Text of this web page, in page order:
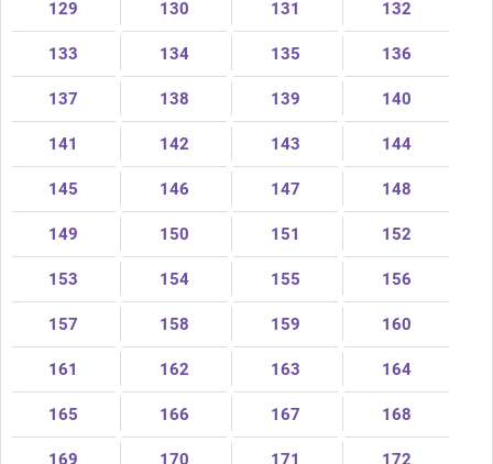
129 130 131 132
133 134 135 136
137 138 139 140
141 142 143 144
145 146 147 148
149 150 151 152
153 154 155 156
157 158 159 160
161 162 163 164
165 166 167 168
169 170 171 172